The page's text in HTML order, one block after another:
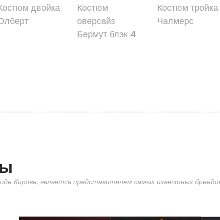
двойка
Костюм
оверсайз
Бермут блэк 4
Костюм тройка
Чалмерс
Кирове, является представителем самых известных